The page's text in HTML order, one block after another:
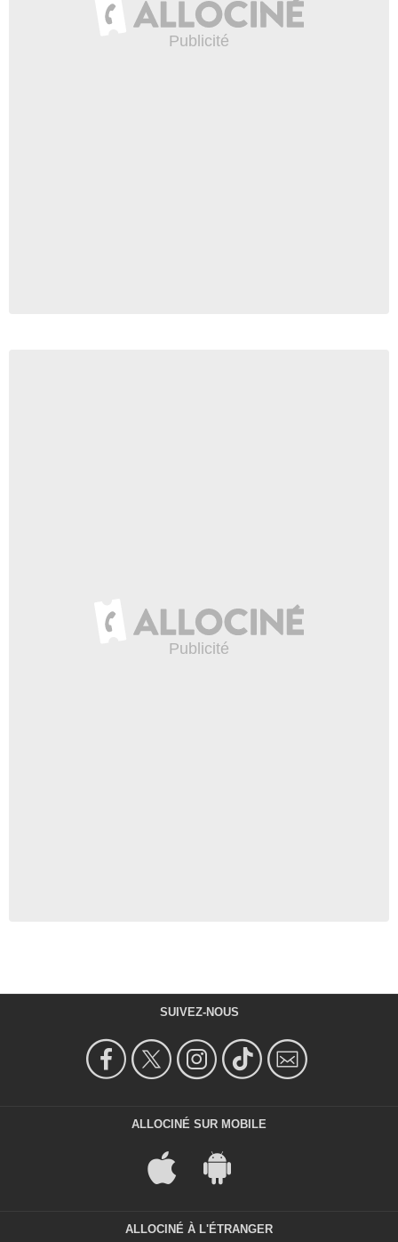
SUIVEZ-NOUS
ALLOCINÉ SUR MOBILE
ALLOCINÉ À L'ÉTRANGER